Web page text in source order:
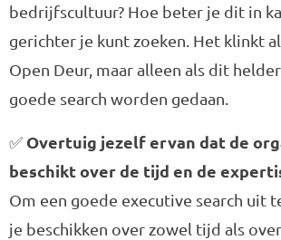
n
a
a
K
r
s
t
D
o
e
a
m
bedrijfscultuur? Hoe beter je dit in
gerichter je kunt zoeken. Het klinkt
Open Deur, maar alleen als dit
goede search worden gedaan.
✅ Overtuig jezelf ervan dat de
beschikt over de tijd en de
Om een goede executive search uit
je beschikken over zowel tijd als